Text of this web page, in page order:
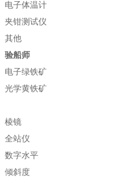
电子体温计
夹钳测试仪
其他
验船师
电子绿铁矿
光学黄铁矿
棱镜
全站仪
数字水平
倾斜度